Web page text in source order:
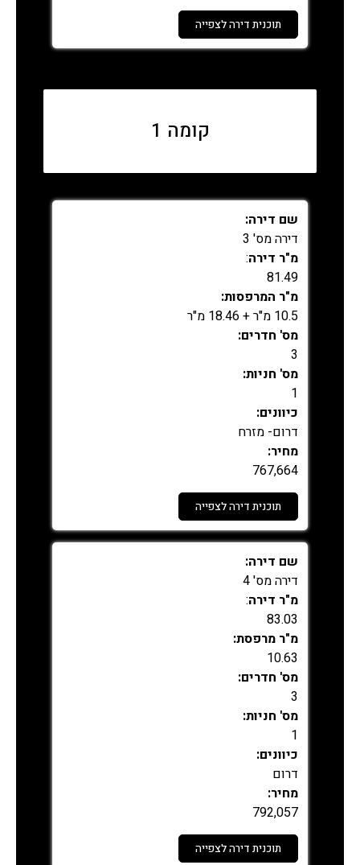
תוכנית דירה לצפייה
נמכר
קומה 1
שם דירה:
דירה מס' 3
מ"ר דירה:
81.49
מ"ר המרפסות:
10.5 מ"ר + 18.46 מ"ר
מס' חדרים:
3
מס' חניות:
1
כיוונים:
דרום- מזרח
מחיר:
767,664
תוכנית דירה לצפייה
נמכר
שם דירה:
דירה מס' 4
מ"ר דירה:
83.03
מ"ר מרפסת:
10.63
מס' חדרים:
3
מס' חניות:
1
כיוונים:
דרום
מחיר:
792,057
תוכנית דירה לצפייה